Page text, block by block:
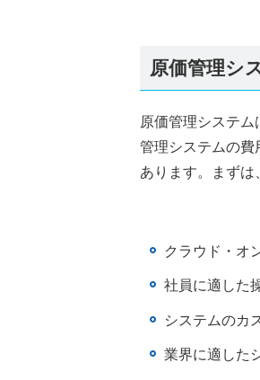
原価管理シ
原価管理システ
管理システムの費
あります。まずは
クラウド・オ
社員に適した
システムのカ
業界に適した